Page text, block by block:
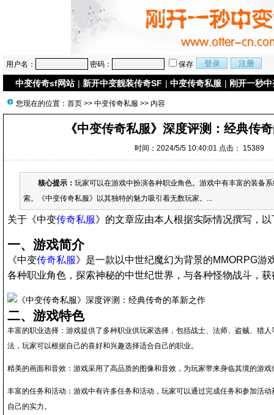
用户名： 密码： 保存
中变传奇sf网站 | 新开中变靓装传奇SF | 中变传奇私服 | 刚开一秒
您现在的位置： 首页 >> 中变传奇私服 >> 内容
《中变传奇私服》深度评测：经典传
时间：2024/5/5 10:40:01 点击： 15389
核心提示： 玩家可以在游戏中扮演各种职业角色。游戏中有丰富的装备
索。《中变传奇私服》以其独特的魅力吸引着无数玩家。...
关于《中变传奇私服》的文章应由本人根据实际情况撰写，
一、游戏简介
《中变传奇私服》是一款以中世纪魔幻为背景的MMORPG游
各种职业角色，探索神秘的中世纪世界，与各种怪物战斗，
二、游戏特色
丰富的职业选择：游戏提供了多种职业供玩家选择，包括战士、法师、盗贼、猎
法，玩家可以根据自己的喜好和兴趣选择适合自己的职业。
精美的画面和音效：游戏采用了高品质的图像和音效，为玩家带来身临其境的游戏
丰富的任务和活动：游戏中有许多任务和活动，玩家可以通过完成任务和参加活
自己的实力。